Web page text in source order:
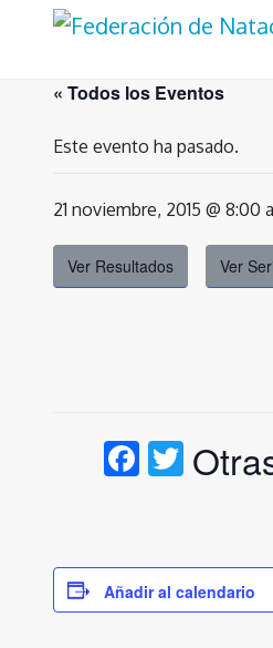
« Todos los Eventos
Este evento ha pasado.
21 noviembre, 2015 @ 8:00
Ver Resultados Ver
Añadir al calendario